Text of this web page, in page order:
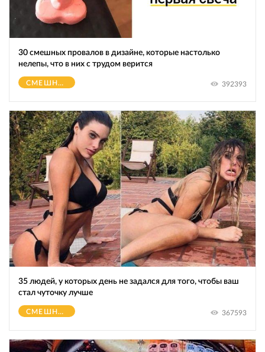
30 смешных провалов в дизайне, которые настолько
нелепы, что в них с трудом верится
СМЕШНОЕ 392393
35 людей, у которых день не задался для того, чтобы ваш
стал чуточку лучше
СМЕШНОЕ 367593